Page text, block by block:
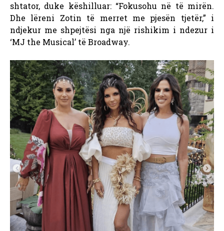
shtator, duke këshilluar: “Fokusohu në të mirën.
Dhe lëreni Zotin të merret me pjesën tjetër,” i
ndjekur me shpejtësi nga një rishikim i ndezur i
‘MJ the Musical’ të Broadway.